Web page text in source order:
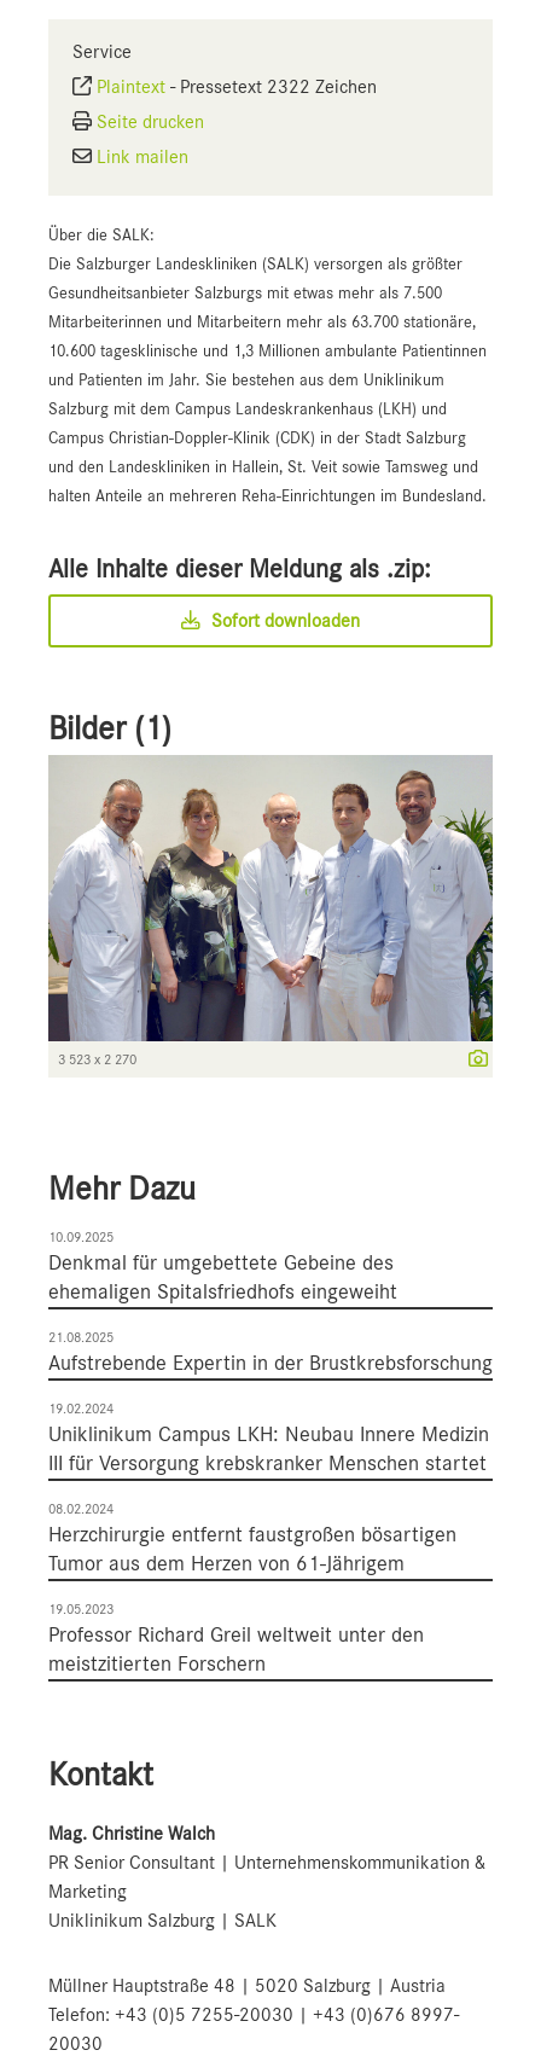
Service
Plaintext - Pressetext 2322 Zeichen
Seite drucken
Link mailen
Über die SALK:
Die Salzburger Landeskliniken (SALK) versorgen als größter
Gesundheitsanbieter Salzburgs mit etwas mehr als 7.500
Mitarbeiterinnen und Mitarbeitern mehr als 63.700 stationäre,
10.600 tagesklinische und 1,3 Millionen ambulante Patientinnen
und Patienten im Jahr. Sie bestehen aus dem Uniklinikum
Salzburg mit dem Campus Landeskrankenhaus (LKH) und
Campus Christian-Doppler-Klinik (CDK) in der Stadt Salzburg
und den Landeskliniken in Hallein, St. Veit sowie Tamsweg und
halten Anteile an mehreren Reha-Einrichtungen im Bundesland.
Alle Inhalte dieser Meldung als .zip:
Sofort downloaden
Bilder (1)
3 523 x 2 270
Mehr Dazu
10.09.2025
Denkmal für umgebettete Gebeine des
ehemaligen Spitalsfriedhofs eingeweiht
21.08.2025
Aufstrebende Expertin in der Brustkrebsforschung
19.02.2024
Uniklinikum Campus LKH: Neubau Innere Medizin
III für Versorgung krebskranker Menschen startet
08.02.2024
Herzchirurgie entfernt faustgroßen bösartigen
Tumor aus dem Herzen von 61-Jährigem
19.05.2023
Professor Richard Greil weltweit unter den
meistzitierten Forschern
Kontakt
Mag. Christine Walch
PR Senior Consultant | Unternehmenskommunikation &
Marketing
Uniklinikum Salzburg | SALK
Müllner Hauptstraße 48 | 5020 Salzburg | Austria
Telefon: +43 (0)5 7255-20030 | +43 (0)676 8997-
20030